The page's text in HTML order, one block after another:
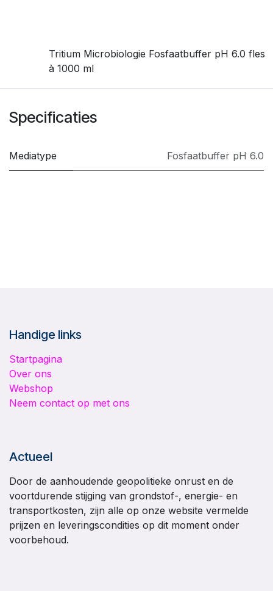
Tritium Microbiologie Fosfaatbuffer pH 6.0 fles
à 1000 ml
Specificaties
Mediatype Fosfaatbuffer pH 6.0
Handige links
Startpagina
Over ons
Webshop
Neem contact op met ons
Actueel
Door de aanhoudende geopolitieke onrust en de
voortdurende stijging van grondstof-, energie- en
transportkosten, zijn alle op onze website vermelde
prijzen en leveringscondities op dit moment onder
voorbehoud.